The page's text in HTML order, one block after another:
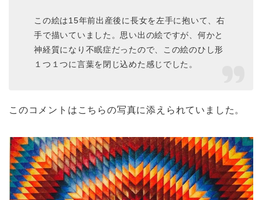
この絵は15年前出産後に長女を左手に抱いて、右
手で描いていました。思い出の絵ですが、何かと
神経質になり不眠症だったので、この絵のひし形
１つ１つに言葉を閉じ込めた感じでした。
このコメントはこちらの写真に添えられていました。